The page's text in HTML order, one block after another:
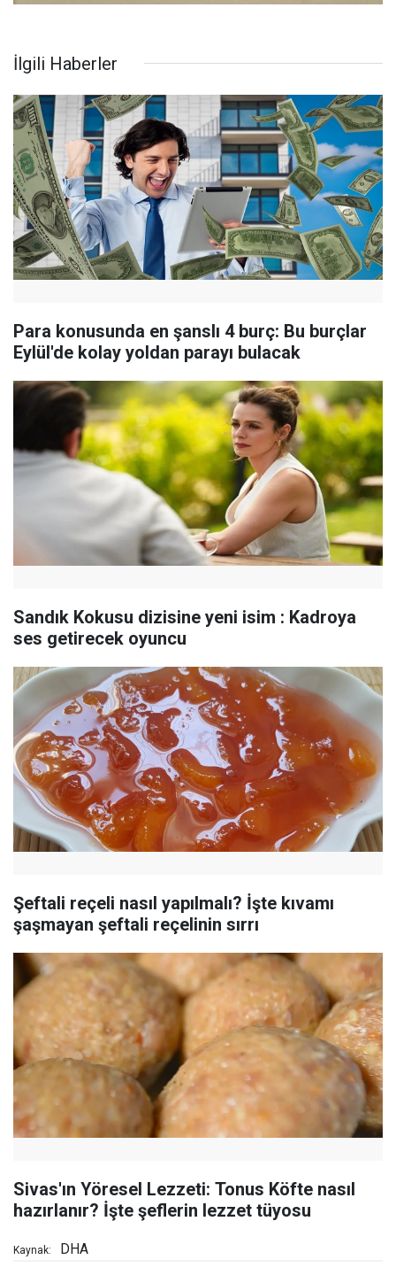
İlgili Haberler
Para konusunda en şanslı 4 burç: Bu burçlar
Eylül'de kolay yoldan parayı bulacak
Sandık Kokusu dizisine yeni isim : Kadroya
ses getirecek oyuncu
Şeftali reçeli nasıl yapılmalı? İşte kıvamı
şaşmayan şeftali reçelinin sırrı
Sivas'ın Yöresel Lezzeti: Tonus Köfte nasıl
hazırlanır? İşte şeflerin lezzet tüyosu
Kaynak: DHA